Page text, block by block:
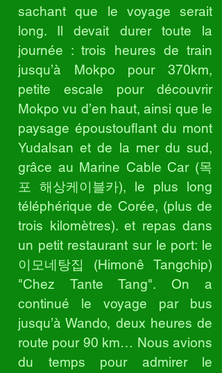
sachant que le voyage serait
long. Il devait durer toute la
journée : trois heures de train
jusqu’à Mokpo pour 370km,
petite escale pour découvrir
Mokpo vu d’en haut, ainsi que le
paysage époustouflant du mont
Yudalsan et de la mer du sud,
grâce au Marine Cable Car (목
포 해상케이블카), le plus long
téléphérique de Corée, (plus de
trois kilomètres). et repas dans
un petit restaurant sur le port: le
이모네탕집 (Himonê Tangchip)
"Chez Tante Tang". On a
continué le voyage par bus
jusqu’à Wando, deux heures de
route pour 90 km… Nous avions
du temps pour admirer le